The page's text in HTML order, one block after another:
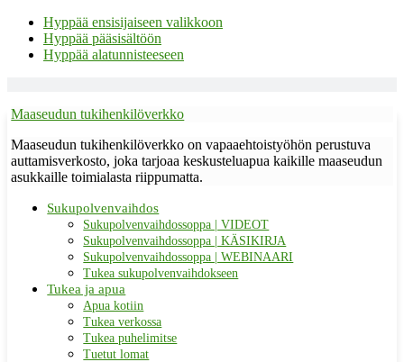
Hyppää ensisijaiseen valikkoon
Hyppää pääsisältöön
Hyppää alatunnisteeseen
Maaseudun tukihenkilöverkko
Maaseudun tukihenkilöverkko on vapaaehtoistyöhön perustuva
auttamisverkosto, joka tarjoaa keskusteluapua kaikille maaseudun
asukkaille toimialasta riippumatta.
Sukupolvenvaihdos
Sukupolvenvaihdossoppa | VIDEOT
Sukupolvenvaihdossoppa | KÄSIKIRJA
Sukupolvenvaihdossoppa | WEBINAARI
Tukea sukupolvenvaihdokseen
Tukea ja apua
Apua kotiin
Tukea verkossa
Tukea puhelimitse
Tuetut lomat